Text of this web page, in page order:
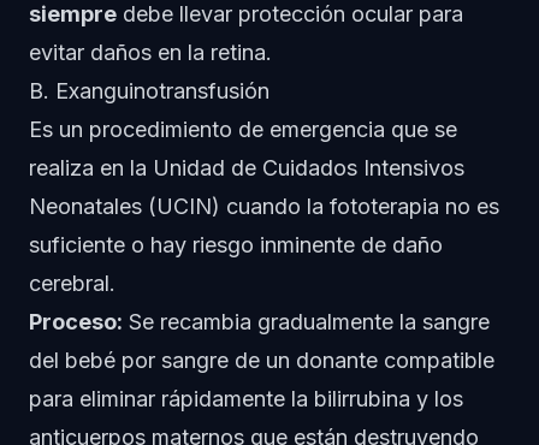
siempre debe llevar protección ocular para
evitar daños en la retina.
B. Exanguinotransfusión
Es un procedimiento de emergencia que se
realiza en la Unidad de Cuidados Intensivos
Neonatales (UCIN) cuando la fototerapia no es
suficiente o hay riesgo inminente de daño
cerebral.
Proceso: Se recambia gradualmente la sangre
del bebé por sangre de un donante compatible
para eliminar rápidamente la bilirrubina y los
anticuerpos maternos que están destruyendo